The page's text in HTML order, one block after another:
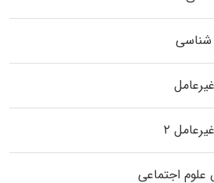
شناسی
۲
اجتماعی